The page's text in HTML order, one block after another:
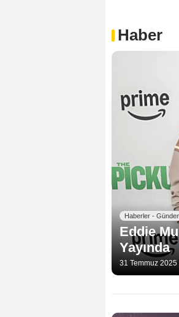
Haber
Haberler -
Eddie
Yayında
31 Temmuz